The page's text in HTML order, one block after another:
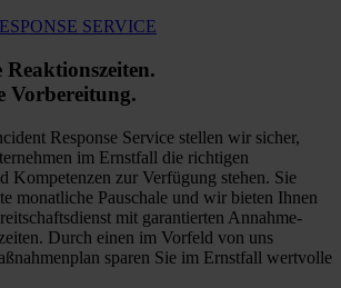
SERVICE
Vorbereitung.
Response Service stellen wir sicher,
im Ernstfall die richtigen
Kompetenzen zur Verfügung stehen. Sie
monatliche Pauschale und wir bieten Ihnen
mit garantierten Annahme-
Durch einen im Vorfeld von uns
sparen Sie im Ernstfall wertvolle